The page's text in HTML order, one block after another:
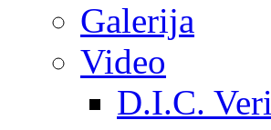
Galerija
Video
D.I.C.